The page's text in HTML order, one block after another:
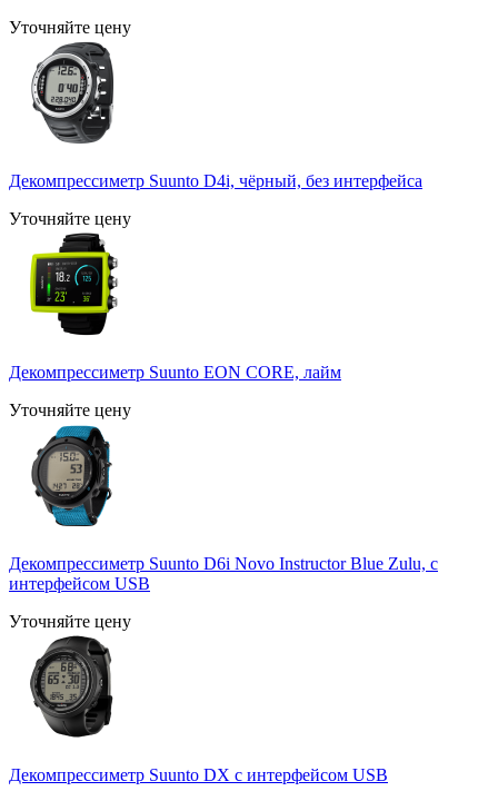
Уточняйте цену
Декомпрессиметр Suunto D4i, чёрный, без интерфейса
Уточняйте цену
Декомпрессиметр Suunto EON CORE, лайм
Уточняйте цену
Декомпрессиметр Suunto D6i Novo Instructor Blue Zulu, с
интерфейсом USB
Уточняйте цену
Декомпрессиметр Suunto DX с интерфейсом USB